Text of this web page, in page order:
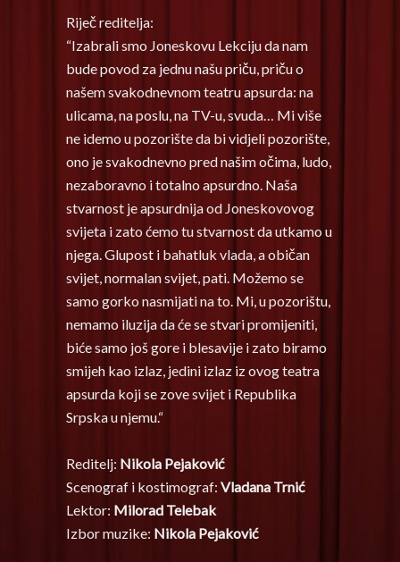
Riječ reditelja:
“Izabrali smo Joneskovu Lekciju da nam
bude povod za jednu našu priču, priču o
našem svakodnevnom teatru apsurda: na
ulicama, na poslu, na TV-u, svuda… Mi više
ne idemo u pozorište da bi vidjeli pozorište,
ono je svakodnevno pred našim očima, ludo,
nezaboravno i totalno apsurdno. Naša
stvarnost je apsurdnija od Joneskovovog
svijeta i zato ćemo tu stvarnost da utkamo u
njega. Glupost i bahatluk vlada, a običan
svijet, normalan svijet, pati. Možemo se
samo gorko nasmijati na to. Mi, u pozorištu,
nemamo iluzija da će se stvari promijeniti,
biće samo još gore i blesavije i zato biramo
smijeh kao izlaz, jedini izlaz iz ovog teatra
apsurda koji se zove svijet i Republika
Srpska u njemu.“
Reditelj: Nikola Pejaković
Scenograf i kostimograf: Vladana Trnić
Lektor: Milorad Telebak
Izbor muzike: Nikola Pejaković